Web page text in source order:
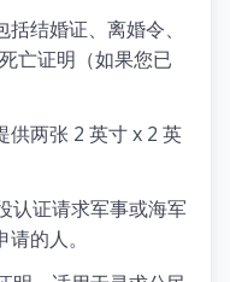
结婚证、离婚令、
亡证明（如果您已
供两张 2 英寸 x 2 英
认证请求军事或海军
的人。